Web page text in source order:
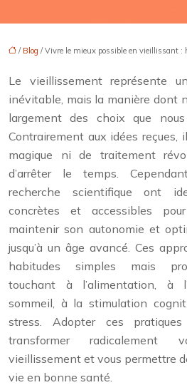
/ Blog / Vivre le mieux possible en vieillissant :
Le vieillissement représente
inévitable, mais la manière dont
largement des choix que
Contrairement aux idées reçues,
magique ni de traitement
d’arrêter le temps.
recherche scientifique ont
concrètes et accessibles
maintenir son autonomie et
jusqu’à un âge avancé. Ces
habitudes simples mais
touchant à l’alimentation, à
sommeil, à la stimulation
stress. Adopter ces pratiques
transformer radicalement
vieillissement et vous permettre
vie en bonne santé.